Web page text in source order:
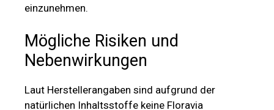
einzunehmen.
Mögliche Risiken und
Nebenwirkungen
Laut Herstellerangaben sind aufgrund der
natürlichen Inhaltsstoffe keine Floravia